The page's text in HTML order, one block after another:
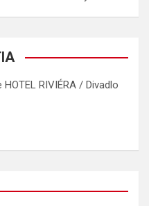
RIVIÉRA / Divadlo